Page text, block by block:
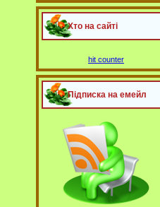
Хто на сайті
hit counter
Підписка на емейл